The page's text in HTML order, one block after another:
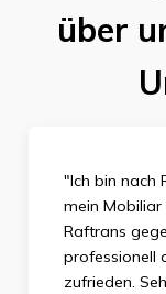
über
"Ich bin nach
mein
Raftrans
professionell
zufrieden.